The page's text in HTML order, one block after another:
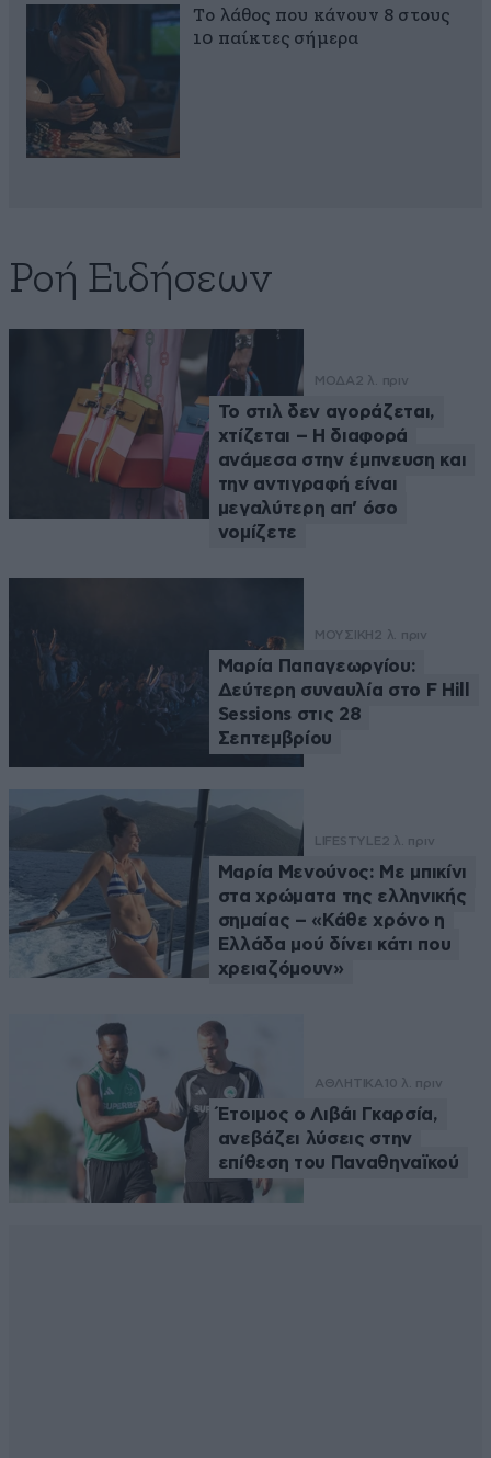
Το λάθος που κάνουν 8 στους
10 παίκτες σήμερα
Ροή Ειδήσεων
ΜΟΔΑ2 λ. πριν
Το στιλ δεν αγοράζεται,
χτίζεται – Η διαφορά
ανάμεσα στην έμπνευση και
την αντιγραφή είναι
μεγαλύτερη απ’ όσο
νομίζετε
ΜΟΥΣΙΚΗ2 λ. πριν
Μαρία Παπαγεωργίου:
Δεύτερη συναυλία στο F Hill
Sessions στις 28
Σεπτεμβρίου
LIFESTYLE 2 λ. πριν
Μαρία Μενούνος: Με μπικίνι
στα χρώματα της ελληνικής
σημαίας – «Κάθε χρόνο η
Ελλάδα μού δίνει κάτι που
χρειαζόμουν»
ΑΘΛΗΤΙΚΑ 10 λ. πριν
Έτοιμος ο Λιβάι Γκαρσία,
ανεβάζει λύσεις στην
επίθεση του Παναθηναϊκού